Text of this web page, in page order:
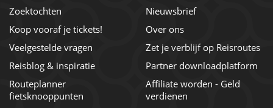
Zoektochten
Koop vooraf je tickets!
Veelgestelde vragen
Reisblog & inspiratie
Routeplanner
fietsknooppunten
Nieuwsbrief
Over ons
Zet je verblijf op Reisroutes
Partner downloadplatform
Affiliate worden - Geld
verdienen